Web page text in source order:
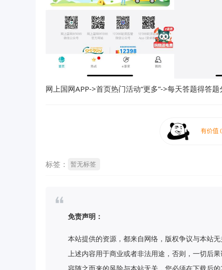
网上国网APP->首页热门活动“更多”->每天答题得答
标签： 暂无标签
免责声明：
本站提供的资源，都来自网络，版权争议与本站
上述内容用于商业或者非法用途，否则，一切后